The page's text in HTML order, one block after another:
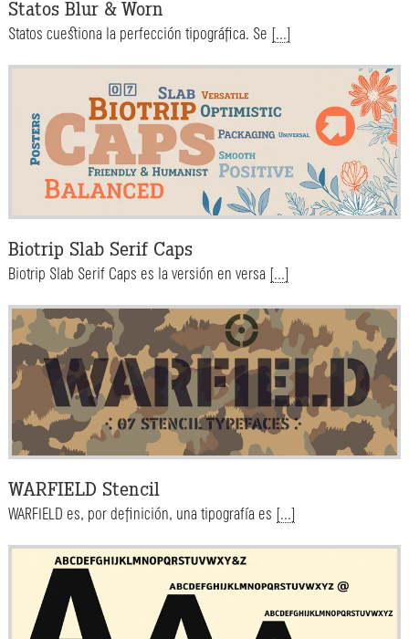
Statos Blur & Worn
Statos cuestiona la perfección tipográfica. Se [...]
Biotrip Slab Serif Caps
Biotrip Slab Serif Caps es la versión en versa [...]
WARFIELD Stencil
WARFIELD es, por definición, una tipografía es [...]